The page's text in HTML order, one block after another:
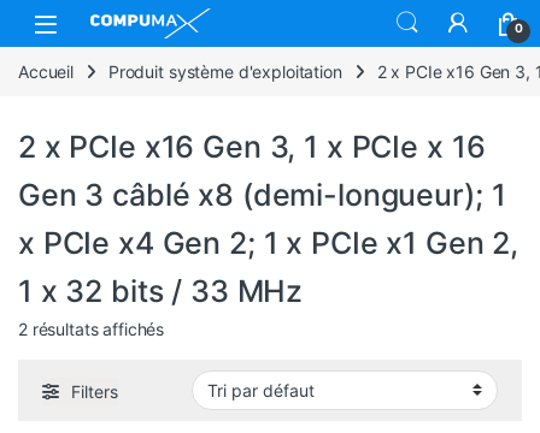
Skip to navigation
Skip to content
Open 0
Accueil Produit système d'exploitation 2 x PCIe x16 Gen 3,
2 x PCIe x16 Gen 3, 1 x PCIe x 16
Gen 3 câblé x8 (demi-longueur); 1
x PCIe x4 Gen 2; 1 x PCIe x1 Gen 2,
1 x 32 bits / 33 MHz
2 résultats affichés
Filters